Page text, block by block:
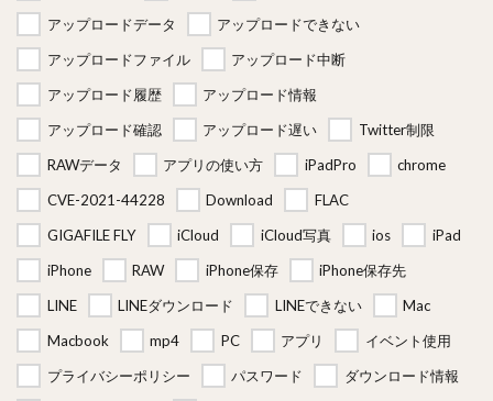
アップロードデータ
アップロードできない
アップロードファイル
アップロード中断
アップロード履歴
アップロード情報
アップロード確認
アップロード遅い
Twitter制限
RAWデータ
アプリの使い方 iPadPro
chrome
CVE-2021-44228
Download
FLAC
GIGAFILE FLY
iCloud iCloud写真 ios
iPad
iPhone
RAW iPhone保存
iPhone保存先
LINE
LINEダウンロード LINEできない
Mac
Macbook
mp4 PC アプリ
イベント使用
プライバシーポリシー
パスワード
ダウンロード情報